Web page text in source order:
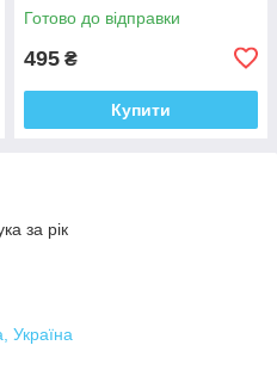
Готово до відправки
495 ₴
Купити
за рік
Україна